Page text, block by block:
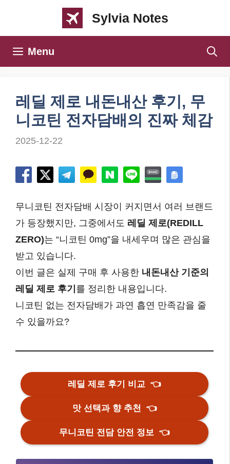
Sylvia Notes
Menu
레딜 제로 내돈내산 후기, 무
니코틴 전자담배의 진짜 체감
2025-12-22
무니코틴 전자담배 시장이 커지면서 여러 브랜드
가 등장했지만, 그중에서도 레딜 제로(REDILL
ZERO)는 “니코틴 0mg”을 내세우며 많은 관심을
받고 있습니다.
이번 글은 실제 구매 후 사용한 내돈내산 기준의
레딜 제로 후기 를 정리한 내용입니다.
니코틴 없는 전자담배가 과연 흡연 만족감을 줄
수 있을까요?
레딜 제로 후기 비교 👈
맛 선택과 향 추천 👈
무니코틴 전담 안전 정보 👈